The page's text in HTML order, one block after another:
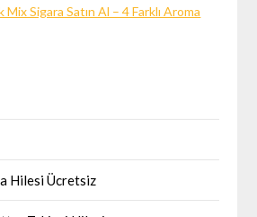
Sigara Satın Al – 4 Farklı Aroma
Hilesi Ücretsiz